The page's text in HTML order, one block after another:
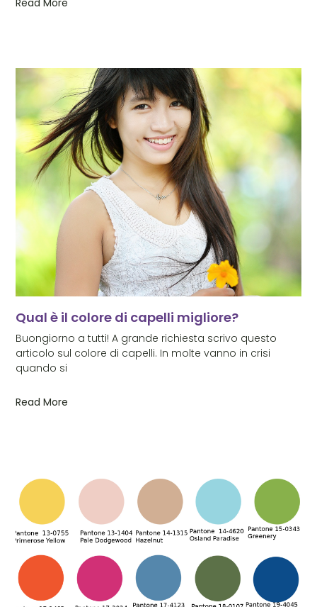
Qual è il colore di capelli migliore?
Buongiorno a tutti! A grande richiesta scrivo questo
articolo sul colore di capelli. In molte vanno in crisi
quando si
Read More